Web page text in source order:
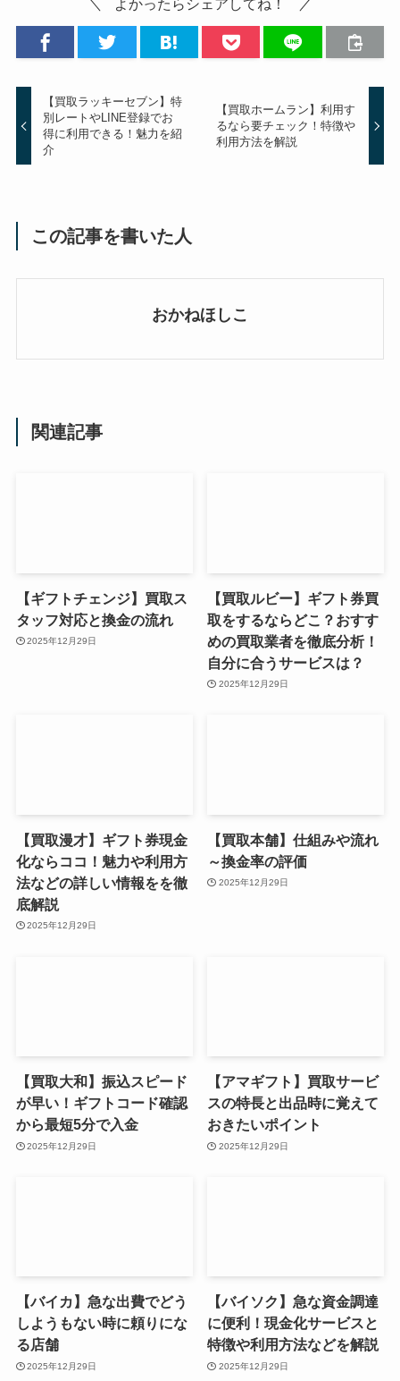
よかったらシェアしてね！
【買取ラッキーセブン】特
別レートやLINE登録でお
得に利用できる！魅力を紹
介
【買取ホームラン】利用す
るなら要チェック！特徴や
利用方法を解説
この記事を書いた人
おかねほしこ
関連記事
【ギフトチェンジ】買取ス
タッフ対応と換金の流れ
2025年12月29日
【買取ルビー】ギフト券買
取をするならどこ？おすす
めの買取業者を徹底分析！
自分に合うサービスは？
2025年12月29日
【買取漫才】ギフト券現金
化ならココ！魅力や利用方
法などの詳しい情報をを徹
底解説
2025年12月29日
【買取本舗】仕組みや流れ
～換金率の評価
2025年12月29日
【買取大和】振込スピード
が早い！ギフトコード確認
から最短5分で入金
2025年12月29日
【アマギフト】買取サービ
スの特長と出品時に覚えて
おきたいポイント
2025年12月29日
【バイカ】急な出費でどう
しようもない時に頼りにな
る店舗
2025年12月29日
【バイソク】急な資金調達
に便利！現金化サービスと
特徴や利用方法などを解説
2025年12月29日